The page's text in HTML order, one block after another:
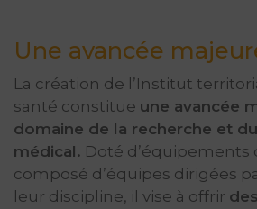
Une avancée
La création de l’Institut
santé constitue une avancée
domaine de la recherche et
médical. Doté d’équipements
composé d’équipes dirigées
leur discipline, il vise à offrir